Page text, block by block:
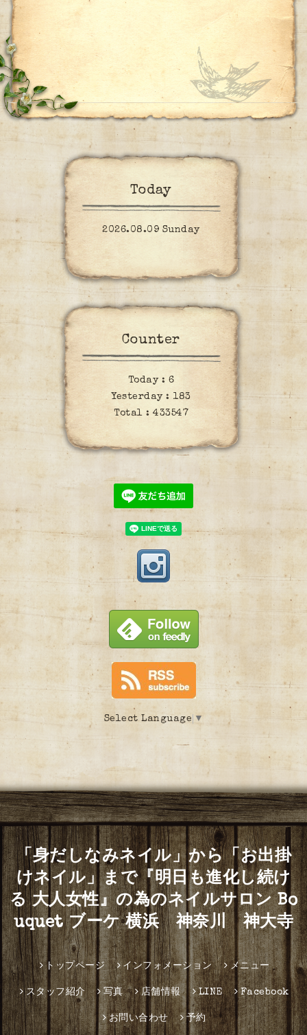
Today
2026.08.09 Sunday
Counter
Today : 6
Yesterday : 183
Total : 433547
Select Language ▼
「身だしなみネイル」から「お出掛
けネイル」まで『明日も進化し続け
る 大人女性』の為のネイルサロン Bo
uquet ブーケ 横浜 神奈川 神大寺
トップページ インフォメーション メニュー
スタッフ紹介 写真 店舗情報 LINE Facebook
お問い合わせ 予約